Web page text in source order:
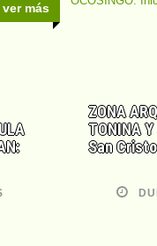
ver más
ZONA
TONINA
San